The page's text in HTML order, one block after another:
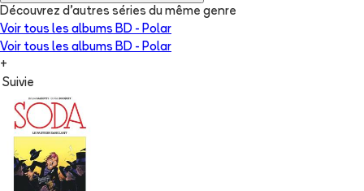
Découvrez d'autres séries du même genre
Voir tous les albums BD - Polar
Voir tous les albums BD - Polar
+
Suivie